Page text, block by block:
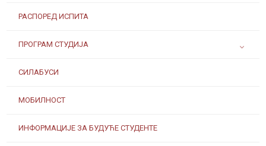
РАСПОРЕД ИСПИТА
ПРОГРАМ СТУДИЈА
СИЛАБУСИ
МОБИЛНОСТ
ИНФОРМАЦИЈЕ ЗА БУДУЋЕ СТУДЕНТЕ